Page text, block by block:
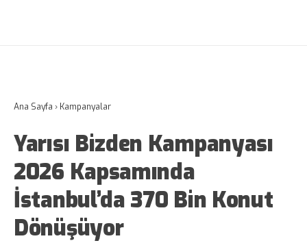
Ana Sayfa › Kampanyalar
Yarısı Bizden Kampanyası
2026 Kapsamında
İstanbul’da 370 Bin Konut
Dönüşüyor